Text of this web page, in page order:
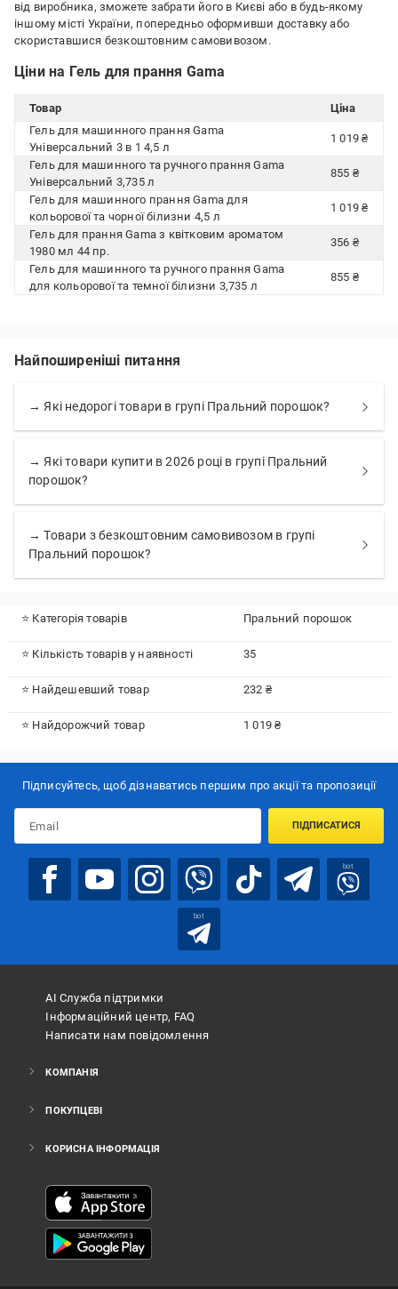
від виробника, зможете забрати його в Києві або в будь-якому
іншому місті України, попередньо оформивши доставку або
скориставшися безкоштовним самовивозом.
Ціни на Гель для прання Gama
Товар
Ціна
Гель для машинного прання Gama
Універсальний 3 в 1 4,5 л
1 019 ₴
Гель для машинного та ручного прання Gama
Універсальний 3,735 л
855 ₴
Гель для машинного прання Gama для
кольорової та чорної білизни 4,5 л
1 019 ₴
Гель для прання Gama з квітковим ароматом
1980 мл 44 пр.
356 ₴
Гель для машинного та ручного прання Gama
для кольорової та темної білизни 3,735 л
855 ₴
Найпоширеніші питання
→ Які недорогі товари в групі Пральний порошок?
→ Які товари купити в 2026 році в групі Пральний
порошок?
→ Товари з безкоштовним самовивозом в групі
Пральний порошок?
⭐ Категорія товарів Пральний порошок
⭐ Кількість товарів у наявності 35
⭐ Найдешевший товар 232 ₴
⭐ Найдорожчий товар 1 019 ₴
Підписуйтесь, щоб дізнаватись першим про акції та пропозиції
ПІДПИСАТИСЯ
bot
bot
АІ Служба підтримки
Інформаційний центр, FAQ
Написати нам повідомлення
КОМПАНІЯ
ПОКУПЦЕВІ
КОРИСНА ІНФОРМАЦІЯ